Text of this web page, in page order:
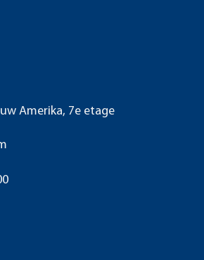
Amerika, 7e etage